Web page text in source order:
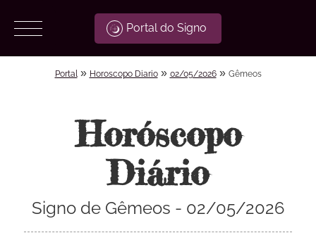
Portal do Signo
Portal » Horoscopo Diario» 02/05/2026» Gêmeos
Horóscopo
Diário
Signo de Gêmeos - 02/05/2026